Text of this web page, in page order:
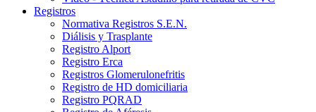
Registros
Normativa Registros S.E.N.
Diálisis y Trasplante
Registro Alport
Registro Erca
Registros Glomerulonefritis
Registro de HD domiciliaria
Registro PQRAD